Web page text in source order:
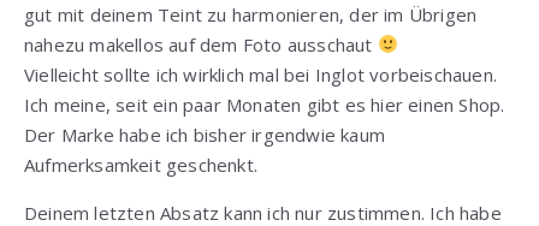
gut mit deinem Teint zu harmonieren, der im Übrigen
nahezu makellos auf dem Foto ausschaut
Vielleicht sollte ich wirklich mal bei Inglot vorbeischauen.
Ich meine, seit ein paar Monaten gibt es hier einen Shop.
Der Marke habe ich bisher irgendwie kaum
Aufmerksamkeit geschenkt.
Deinem letzten Absatz kann ich nur zustimmen. Ich habe